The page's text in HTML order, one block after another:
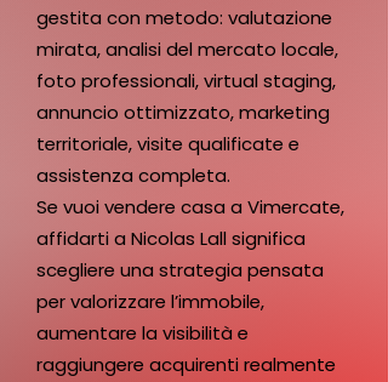
gestita con metodo: valutazione
mirata, analisi del mercato locale,
foto professionali, virtual staging,
annuncio ottimizzato, marketing
territoriale, visite qualificate e
assistenza completa.
Se vuoi vendere casa a Vimercate,
affidarti a Nicolas Lall significa
scegliere una strategia pensata
per valorizzare l’immobile,
aumentare la visibilità e
raggiungere acquirenti realmente